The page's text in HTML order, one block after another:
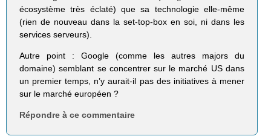
écosystème très éclaté) que sa technologie elle-même
(rien de nouveau dans la set-top-box en soi, ni dans les
services serveurs).
Autre point : Google (comme les autres majors du
domaine) semblant se concentrer sur le marché US dans
un premier temps, n’y aurait-il pas des initiatives à mener
sur le marché européen ?
Répondre à ce commentaire